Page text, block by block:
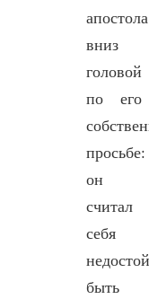
апостола
вниз
головой
по его
просьбе:
он
считал
себя
быть